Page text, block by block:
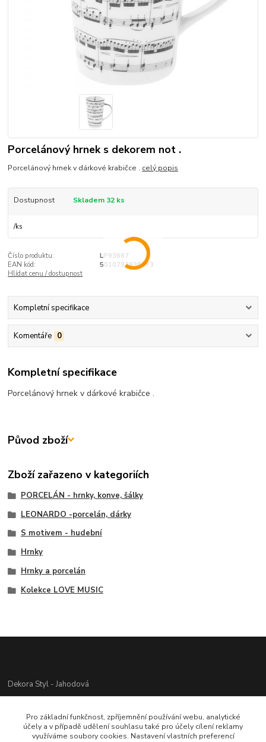
Porcelánový hrnek s dekorem not .
Porcelánový hrnek v dárkové krabičce . celý popis
Dostupnost Skladem 32 ks
/ks
Číslo produktu:
LP93667
EAN kód:
5010792936673
Hlídat cenu / dostupnost
Kompletní specifikace
Komentáře 0
Kompletní specifikace
Porcelánový hrnek v dárkové krabičce .
Původ zboží
Zboží zařazeno v kategoriích
PORCELÁN - hrnky, konve, šálky
LEONARDO -porcelán, dárky
S motivem - hudební
Hrnky
Hrnky a porcelán
Kolekce LOVE MUSIC
Dekora Styl - Jahodová
721312944
Pro základní funkčnost, zpříjemnění používání webu, analytické
účely a v případě udělení souhlasu také pro účely cílení reklamy
využíváme soubory cookies. Nastavení vlastních preferencí